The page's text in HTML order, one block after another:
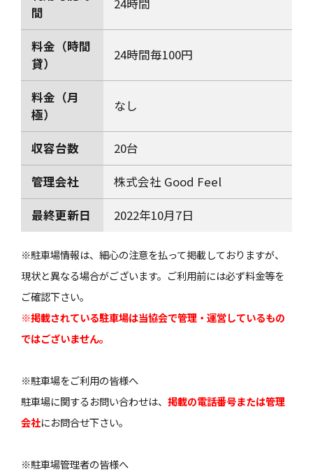
間
24時間
料金（時間
貸）
24時間毎100円
料金（月
極）
なし
収容台数
20台
管理会社
株式会社 Good Feel
最終更新日
2022年10月7日
※駐車場情報は、細心の注意を払って掲載しておりますが、
現状と異なる場合がございます。ご利用前には必ず料金等を
ご確認下さい。
※掲載されている駐車場は当協会で管理・運営しているもの
ではございません。
※駐車場をご利用の皆様へ
駐車場に関するお問い合わせは、 掲載の電話番号または管理
会社にお問合せ下さい。
※駐車場管理者の皆様へ